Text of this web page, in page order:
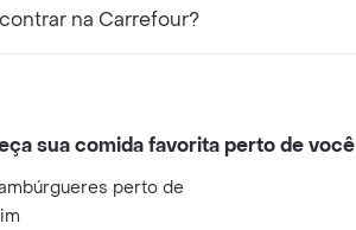
na Carrefour?
sua comida favorita perto de você
perto de